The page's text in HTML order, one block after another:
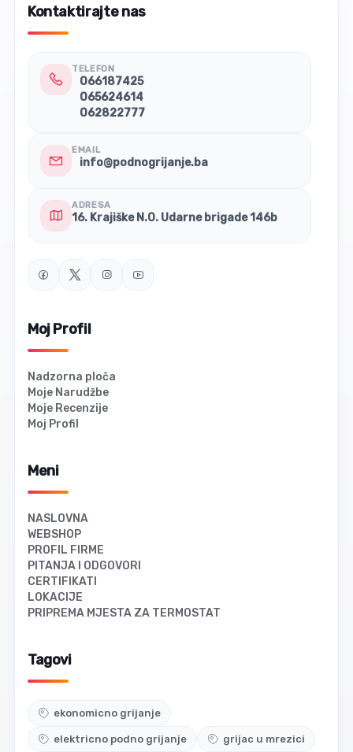
Kontaktirajte nas
TELEFON
066187425
065624614
062822777
EMAIL
info@podnogrijanje.ba
ADRESA
16. Krajiške N.O. Udarne brigade 146b
Moj Profil
Nadzorna ploča
Moje Narudžbe
Moje Recenzije
Moj Profil
Meni
NASLOVNA
WEBSHOP
PROFIL FIRME
PITANJA I ODGOVORI
CERTIFIKATI
LOKACIJE
PRIPREMA MJESTA ZA TERMOSTAT
Tagovi
ekonomicno grijanje
elektricno podno grijanje grijac u mrezici